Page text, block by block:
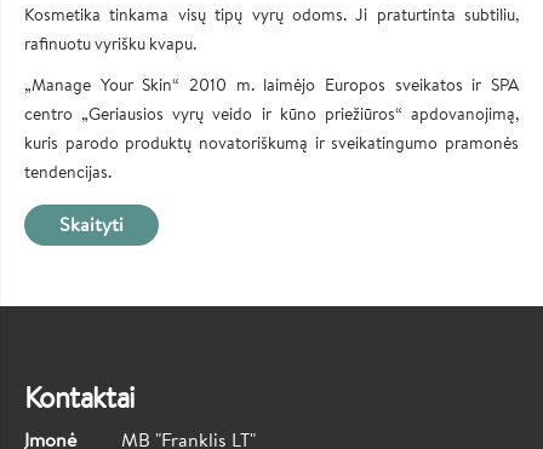
Kosmetika tinkama visų tipų vyrų odoms. Ji praturtinta subtiliu,
rafinuotu vyrišku kvapu.
„Manage Your Skin“ 2010 m. laimėjo Europos sveikatos ir SPA
centro „Geriausios vyrų veido ir kūno priežiūros“ apdovanojimą,
kuris parodo produktų novatoriškumą ir sveikatingumo pramonės
tendencijas.
Skaityti
Kontaktai
Įmonė MB "Franklis LT"